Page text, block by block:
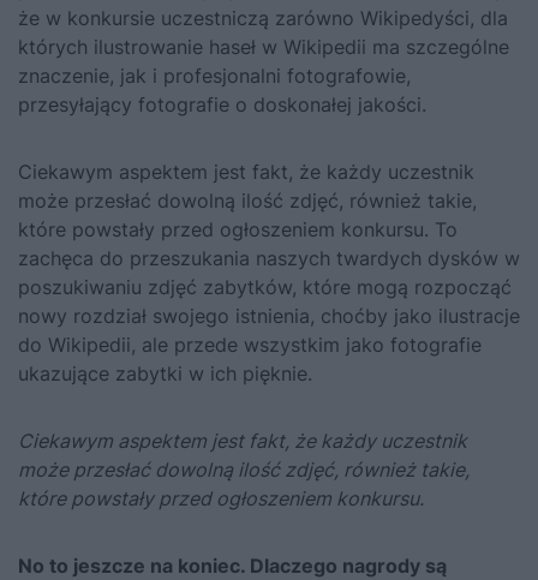
że w konkursie uczestniczą zarówno Wikipedyści, dla
których ilustrowanie haseł w Wikipedii ma szczególne
znaczenie, jak i profesjonalni fotografowie,
przesyłający fotografie o doskonałej jakości.
Ciekawym aspektem jest fakt, że każdy uczestnik
może przesłać dowolną ilość zdjęć, również takie,
które powstały przed ogłoszeniem konkursu. To
zachęca do przeszukania naszych twardych dysków w
poszukiwaniu zdjęć zabytków, które mogą rozpocząć
nowy rozdział swojego istnienia, choćby jako ilustracje
do Wikipedii, ale przede wszystkim jako fotografie
ukazujące zabytki w ich pięknie.
Ciekawym aspektem jest fakt, że każdy uczestnik
może przesłać dowolną ilość zdjęć, również takie,
które powstały przed ogłoszeniem konkursu.
No to jeszcze na koniec. Dlaczego nagrody są